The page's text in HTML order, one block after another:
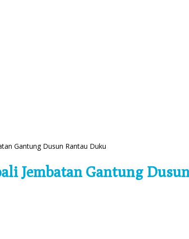
Gantung Dusun Rantau Duku
Jembatan Gantung